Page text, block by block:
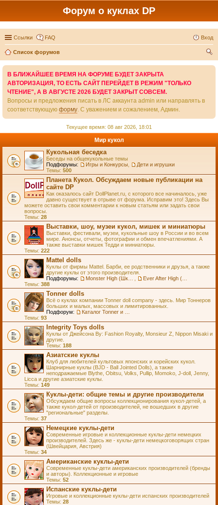
Форум о куклах DP
Ссылки FAQ Вход
Список форумов
В БЛИЖАЙШЕЕ ВРЕМЯ НА ФОРУМЕ БУДЕТ ЗАКРЫТА
АВТОРИЗАЦИЯ, ТО ЕСТЬ САЙТ ПЕРЕЙДЕТ В РЕЖИМ "ТОЛЬКО
ЧТЕНИЕ", А В АВГУСТЕ 2026 БУДЕТ ЗАКРЫТ СОВСЕМ.
Вопросы и предложения писать в ЛС аккаунта admin или направлять в
соответствующую форму. С уважением и сожалением, Админ.
Текущее время: 08 авг 2026, 18:01
Мир кукол
Кукольная беседка
Беседы на общекукольные темы
Подфорумы:
Игры и Конкурсы
Дети и игрушки
Темы: 500
Планета Кукол. Обсуждаем новые публикации на
сайте DP
Как оказалось сайт DollPlanet.ru, с которого все начиналось, уже
давно существует в отрыве от форума. Исправим это! Здесь Вы
можете оставить свои комментарии к новым статьям или задать свои
вопросы.
Темы: 28
Выставки, шоу, музеи кукол, мишек и миниатюры
Выставки, фестивали, музеи, кукольные шоу в России и во всем
мире. Анонсы, отчеты, фотографии и обмен впечатлениями. А
также выставки мишек Тедди и миниатюры.
Темы: 222
Mattel dolls
Куклы от фирмы Mattel. Барби, ее родственники и друзья, а также
другие куклы от этого производителя.
Подфорумы:
Темы: 388
Tonner dolls
Всё о куклах компании Tonner doll company - здесь. Мир Тоннеров
больших и малых, массовых и лимитированных.
Подфорум:
Темы: 93
Integrity Toys dolls
Куклы от Джейсона Ву: Fashion Royalty, Monsieur Z, Nippon Misaki и
другие.
Темы: 188
Азиатские куклы
Клуб для любителей культовых японских и корейских кукол.
Шарнирные куклы (BJD - Ball Jointed Dolls), а также
неподражаемые Blythe, Obitsu, Volks, Pullip, Momoko, J-doll, Jenny,
Licca и другие азиатские куклы.
Темы: 149
Куклы-дети: общие темы и другие производители
Обсуждаем общие вопросы коллекционирования кукол-детей, а
также кукол-детей от производителей, не вошедших в другие
"региональные" разделы.
Темы: 37
Немецкие куклы-дети
Современные игровые и коллекционные куклы-дети немецких
производителей. Здесь же - куклы-дети немецкоговорящих стран
(Швейцария, Австрия)
Темы: 34
Американские куклы-дети
Современные куклы-дети американских производителей (бренды
и авторы). Коллекционные и игровые
Темы: 52
Испанские куклы-дети
Игровые и коллекционные куклы-дети испанских производителей
Темы: 28